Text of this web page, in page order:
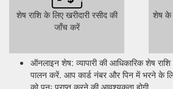
शेष राशि के लिए खरीदारी रसीद की
जाँच करें
शेष के
ऑनलाइन शेष: व्यापारी की आधिकारिक शेष
पालन करें. आप कार्ड नंबर और पिन में भरने के
को पुनः प्राप्त करने की आवश्यकता होगी.